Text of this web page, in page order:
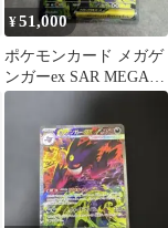
¥51,000
ポケモンカード メガゲ
ンガーex SAR MEGAド
リームex 240/193